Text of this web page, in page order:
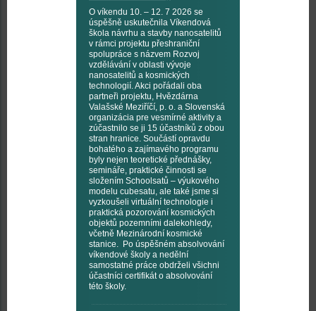
O víkendu 10. – 12. 7 2026 se
úspěšně uskutečnila Víkendová
škola návrhu a stavby nanosatelitů
v rámci projektu přeshraniční
spolupráce s názvem Rozvoj
vzdělávání v oblasti vývoje
nanosatelitů a kosmických
technologií. Akci pořádali oba
partneři projektu, Hvězdárna
Valašské Meziříčí, p. o. a Slovenská
organizácia pre vesmírné aktivity a
zúčastnilo se ji 15 účastníků z obou
stran hranice. Součástí opravdu
bohatého a zajímavého programu
byly nejen teoretické přednášky,
semináře, praktické činnosti se
složením Schoolsatů – výukového
modelu cubesatu, ale také jsme si
vyzkoušeli virtuální technologie i
praktická pozorování kosmických
objektů pozemními dalekohledy,
včetně Mezinárodní kosmické
stanice. Po úspěšném absolvování
víkendové školy a nedělní
samostatné práce obdrželi všichni
účastníci certifikát o absolvování
této školy.